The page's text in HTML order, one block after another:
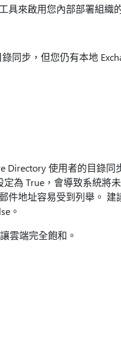
具來啟用您內部部署組織
同步，但您仍有本地
Directory 使用者的目錄
為 True，會導致系統將
地址容易受到列舉。 建
。
雲端完全飽和。